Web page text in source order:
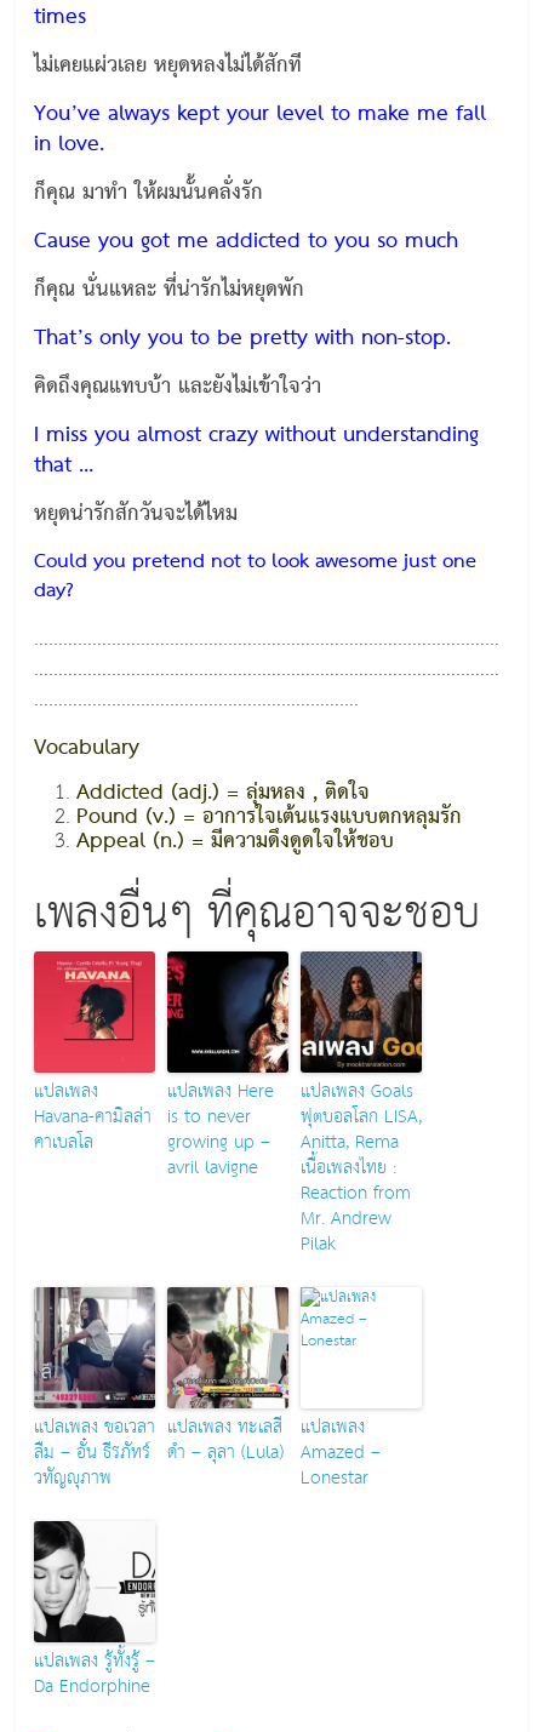
times
ไม่เคยแผ่วเลย หยุดหลงไม่ได้สักที
You’ve always kept your level to make me fall
in love.
ก็คุณ มาทำ ให้ผมนั้นคลั่งรัก
Cause you got me addicted to you so much
ก็คุณ นั่นแหละ ที่น่ารักไม่หยุดพัก
That’s only you to be pretty with non-stop.
คิดถึงคุณแทบบ้า และยังไม่เข้าใจว่า
I miss you almost crazy without understanding
that …
หยุดน่ารักสักวันจะได้ไหม
Could you pretend not to look awesome just one
day?
……………………………………………………………………………………
……………………………………………………………………………………
………………………………………………………….
Vocabulary
Addicted (adj.) = ลุ่มหลง , ติดใจ
Pound (v.) = อาการใจเต้นแรงแบบตกหลุมรัก
Appeal (n.) = มีความดึงดูดใจให้ชอบ
เพลงอื่นๆ ที่คุณอาจจะชอบ
แปลเพลง
Havana-คามิลล่า
คาเบลโล
แปลเพลง Here
is to never
growing up –
avril lavigne
แปลเพลง Goals
ฟุตบอลโลก LISA,
Anitta, Rema
เนื้อเพลงไทย :
Reaction from
Mr. Andrew
Pilak
แปลเพลง ขอเวลา
ลืม – อั๋น ธีรภัทร์
วทัญญุภาพ
แปลเพลง ทะเลสี
ดำ – ลุลา (Lula)
แปลเพลง
Amazed –
Lonestar
แปลเพลง รู้ทั้งรู้ –
Da Endorphine